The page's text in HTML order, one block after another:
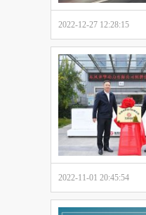
2022-12-27 12:28:15
2022-11-01 20:45:54